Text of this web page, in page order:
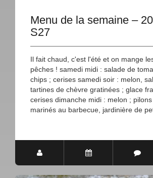
Menu de la semaine –
S27
Il fait chaud, c'est l'été et on mange
pêches ! samedi midi : salade de
chips ; cerises samedi soir : melon,
tartines de chèvre gratinées ; glace
cerises dimanche midi : melon ;
marinés au barbecue, jardinière de